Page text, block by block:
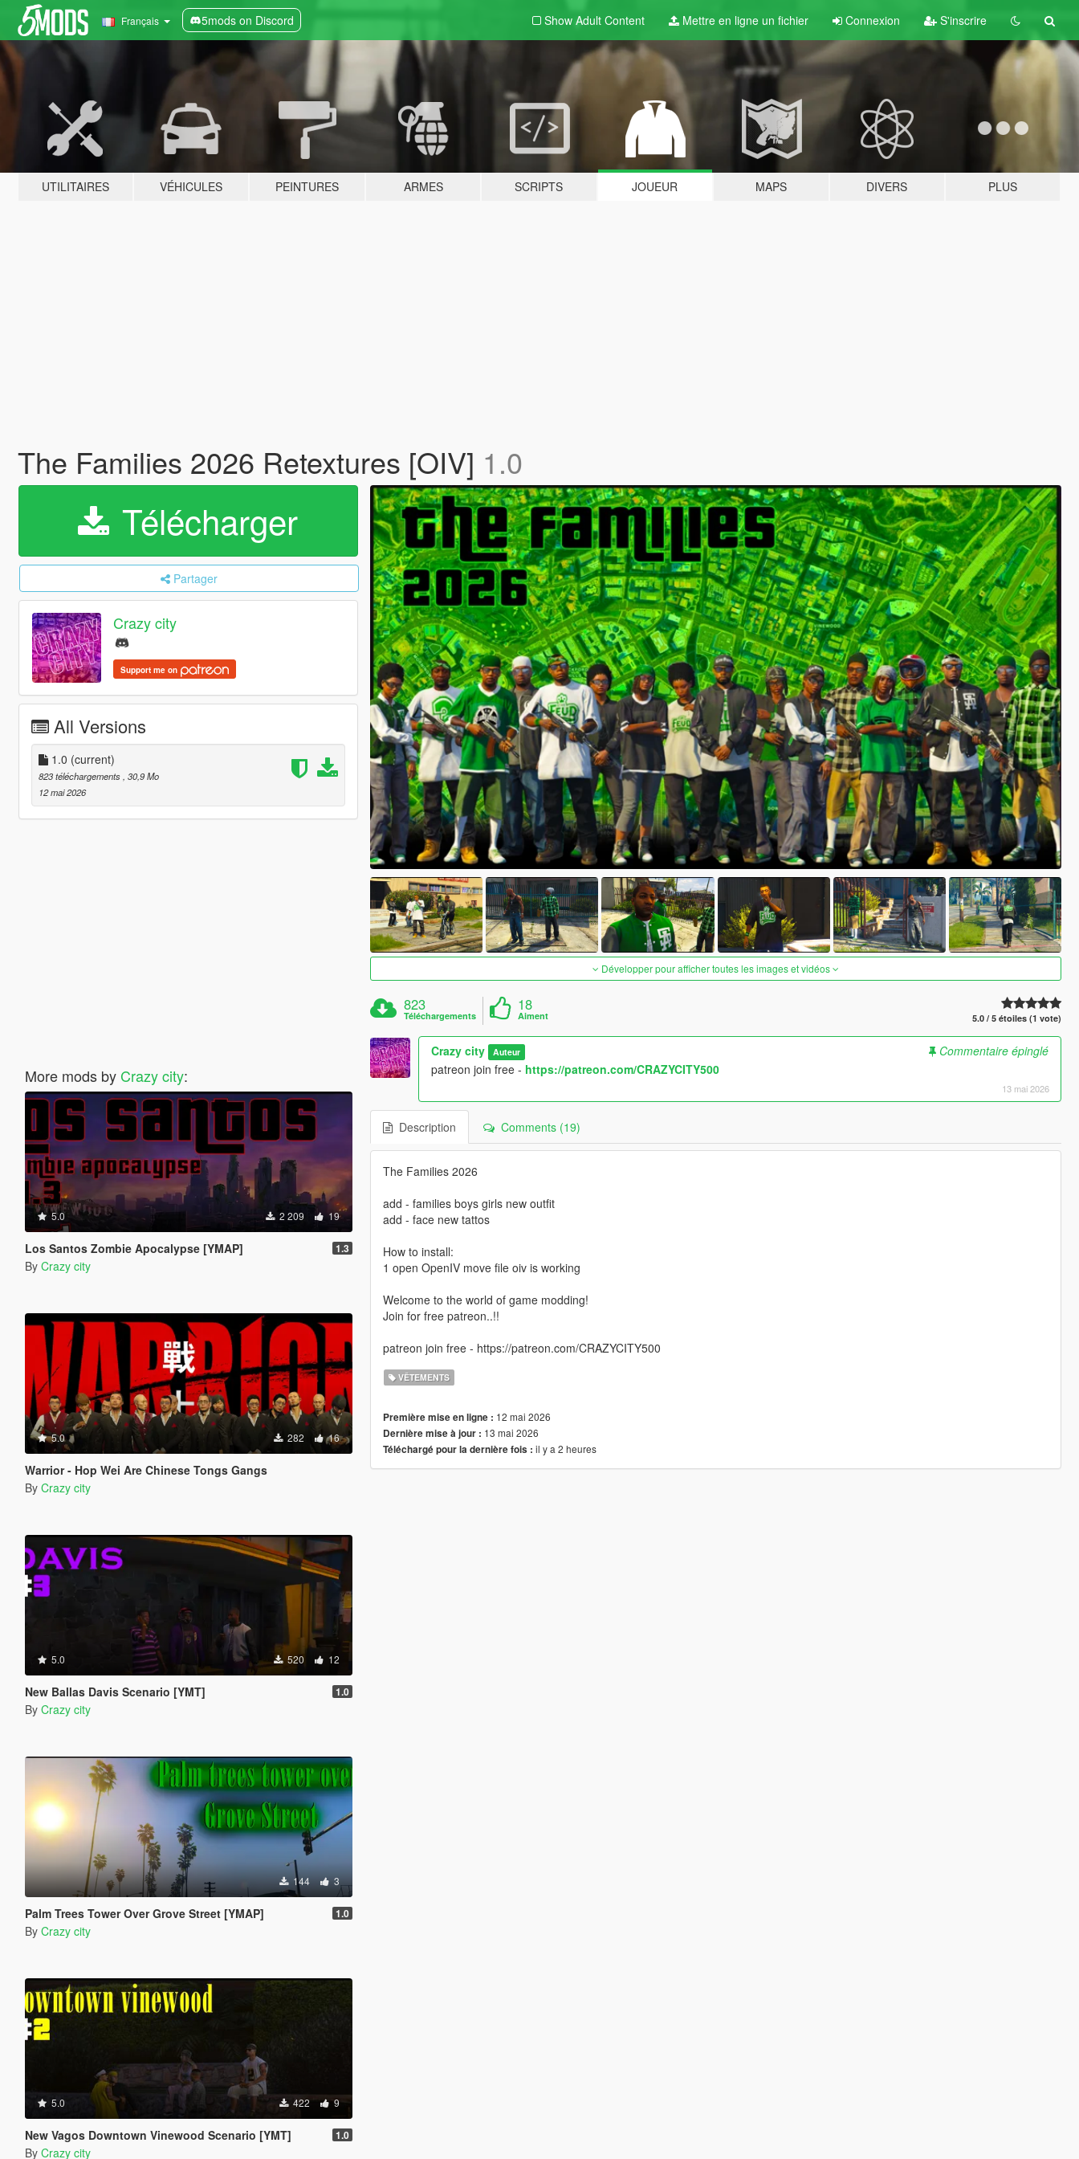
Français 5mods on Discord Show Adult Content Mettre en ligne un fichier Connexion S'inscrire
UTILITAIRES VÉHICULES PEINTURES ARMES SCRIPTS JOUEUR MAPS DIVERS PLUS
The Families 2026 Retextures [OIV] 1.0
Télécharger
Partager
Crazy city
Support me on
All Versions
1.0 (current)
823 téléchargements , 30,9 Mo
12 mai 2026
More mods by Crazy city:
5.0 2 209 19
Los Santos Zombie Apocalypse [YMAP] 1.3
By Crazy city
5.0 282 16
Warrior - Hop Wei Are Chinese Tongs Gangs
By Crazy city
5.0 520 12
New Ballas Davis Scenario [YMT] 1.0
By Crazy city
144 3
Palm Trees Tower Over Grove Street [YMAP] 1.0
By Crazy city
5.0 422 9
New Vagos Downtown Vinewood Scenario [YMT] 1.0
By Crazy city
Développer pour afficher toutes les images et vidéos
823
Téléchargements
18
Aiment 5.0 / 5 étoiles (1 vote)
Crazy city Auteur
Commentaire épinglé
patreon join free - https://patreon.com/CRAZYCITY500
13 mai 2026
Description Comments (19)
The Families 2026
add - families boys girls new outfit
add - face new tattos
How to install:
1 open OpenIV move file oiv is working
Welcome to the world of game modding!
Join for free patreon..!!
patreon join free - https://patreon.com/CRAZYCITY500
VÊTEMENTS
Première mise en ligne : 12 mai 2026
Dernière mise à jour : 13 mai 2026
Téléchargé pour la dernière fois : il y a 2 heures